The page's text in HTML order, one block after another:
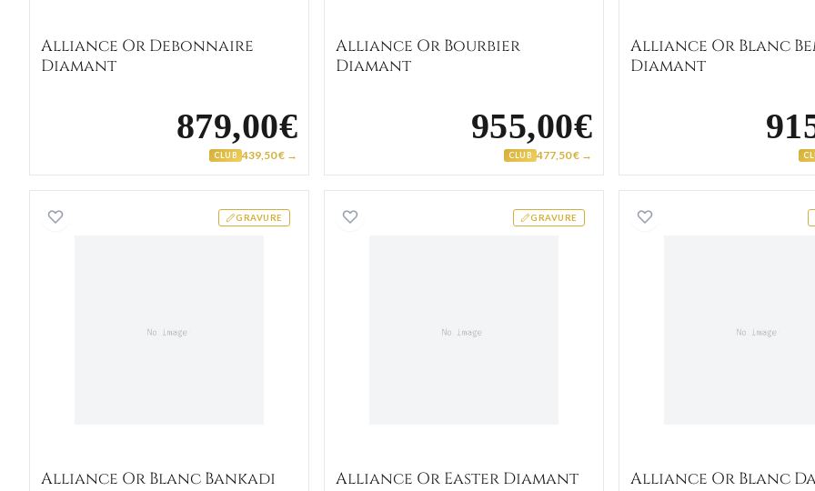
Alliance Or Debonnaire
Diamant
879,00€
CLUB 439,50 € →
Alliance Or Bourbier
Diamant
955,00€
CLUB 477,50 € →
Alliance Or Blanc
Diamant
GRAVURE
Alliance Or Blanc Bankadi Diamant
Alliance Or Blanc Bankadi
GRAVURE
Alliance Or Easter Diamant
Alliance Or Easter Diamant
Alliance Or Blanc